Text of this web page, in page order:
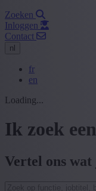
Zoeken
Inloggen
Contact
nl
fr
en
Loading...
Ik zoek
Vertel ons wat